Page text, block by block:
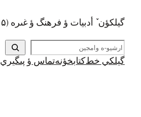
گيلکؤن ٚ أدبیات ؤ فرهنگ ؤ غىره (۲۰۰۵ تايسه)
ج
س
تگيلکي خط کتابخؤنهتماس ؤ پىگيري